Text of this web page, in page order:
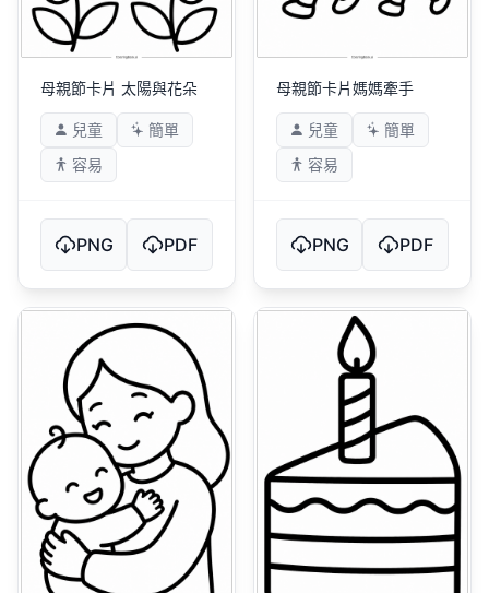
母親節卡片 太陽與花朵
兒童
簡單
容易
PNG PDF
母親節卡片媽媽牽手
兒童
簡單
容易
PNG PDF